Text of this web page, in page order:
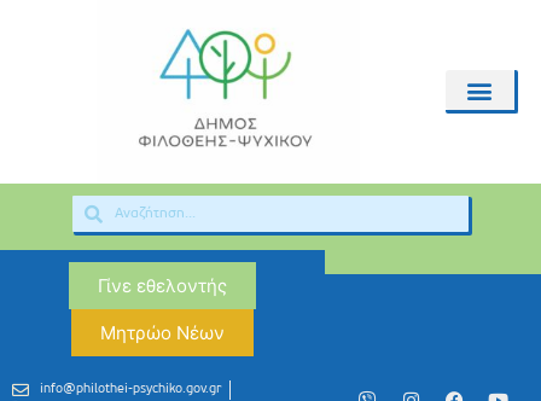
Γίνε εθελοντής
Μητρώο Νέων
info@philothei-psychiko.gov.gr